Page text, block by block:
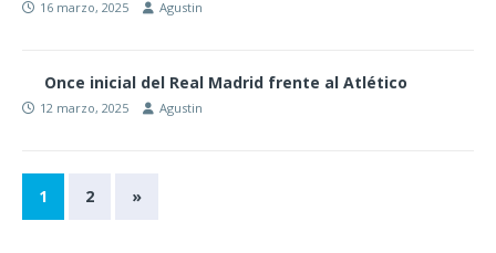
16 marzo, 2025 Agustin
Once inicial del Real Madrid frente al Atlético
12 marzo, 2025 Agustin
1 2 »